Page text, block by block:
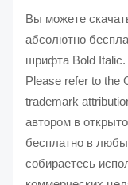
Вы можете
абсолютно
шрифта Bold
Please refer to the
trademark
автором в
бесплатно в
собираетесь